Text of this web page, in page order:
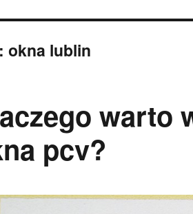
okna lublin
warto
pcv?